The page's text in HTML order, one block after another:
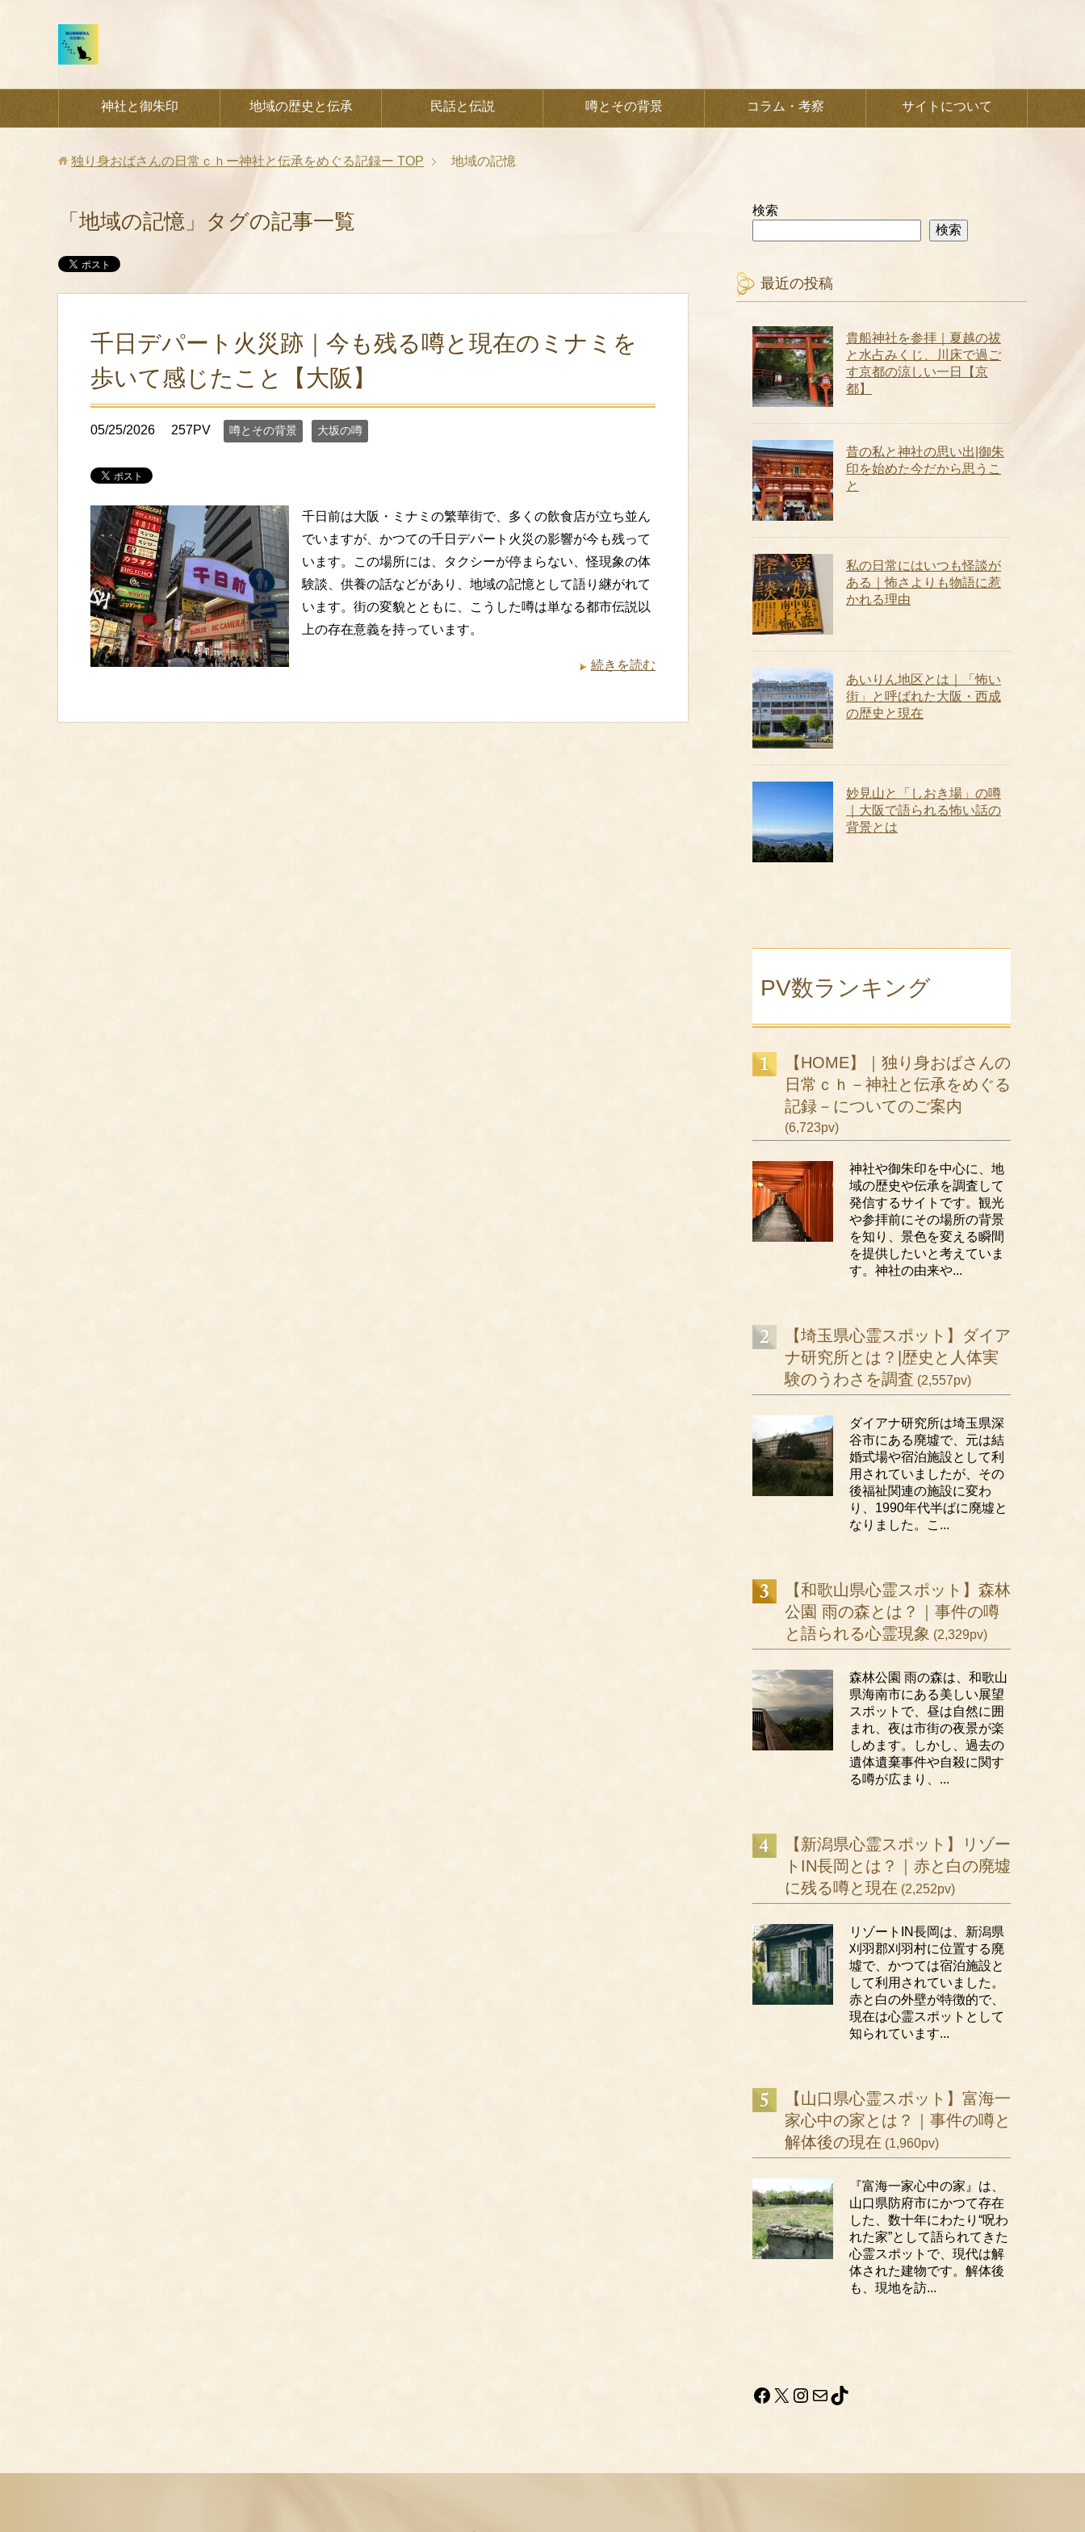
神社と御朱印 地域の歴史と伝承 民話と伝説 噂とその背景 コラム・考察 サイトについて
独り身おばさんの日常ｃｈー神社と伝承をめぐる記録ー TOP 地域の記憶
「地域の記憶」タグの記事一覧
千日デパート火災跡｜今も残る噂と現在のミナミを
歩いて感じたこと【大阪】
05/25/2026 257PV 噂とその背景 大坂の噂
千日前は大阪・ミナミの繁華街で、多くの飲食店が立ち並ん
でいますが、かつての千日デパート火災の影響が今も残って
います。この場所には、タクシーが停まらない、怪現象の体
験談、供養の話などがあり、地域の記憶として語り継がれて
います。街の変貌とともに、こうした噂は単なる都市伝説以
上の存在意義を持っています。
続きを読む
検索
検索
最近の投稿
貴船神社を参拝｜夏越の祓
と水占みくじ、川床で過ご
す京都の涼しい一日【京
都】
昔の私と神社の思い出|御朱
印を始めた今だから思うこ
と
私の日常にはいつも怪談が
ある｜怖さよりも物語に惹
かれる理由
あいりん地区とは｜「怖い
街」と呼ばれた大阪・西成
の歴史と現在
妙見山と「しおき場」の噂
｜大阪で語られる怖い話の
背景とは
PV数ランキング
【HOME】｜独り身おばさんの
日常ｃｈ－神社と伝承をめぐる
記録－についてのご案内
(6,723pv)
神社や御朱印を中心に、地
域の歴史や伝承を調査して
発信するサイトです。観光
や参拝前にその場所の背景
を知り、景色を変える瞬間
を提供したいと考えていま
す。神社の由来や...
【埼玉県心霊スポット】ダイア
ナ研究所とは？|歴史と人体実
験のうわさを調査 (2,557pv)
ダイアナ研究所は埼玉県深
谷市にある廃墟で、元は結
婚式場や宿泊施設として利
用されていましたが、その
後福祉関連の施設に変わ
り、1990年代半ばに廃墟と
なりました。こ...
【和歌山県心霊スポット】森林
公園 雨の森とは？｜事件の噂
と語られる心霊現象 (2,329pv)
森林公園 雨の森は、和歌山
県海南市にある美しい展望
スポットで、昼は自然に囲
まれ、夜は市街の夜景が楽
しめます。しかし、過去の
遺体遺棄事件や自殺に関す
る噂が広まり、...
【新潟県心霊スポット】リゾー
トIN長岡とは？｜赤と白の廃墟
に残る噂と現在 (2,252pv)
リゾートIN長岡は、新潟県
刈羽郡刈羽村に位置する廃
墟で、かつては宿泊施設と
して利用されていました。
赤と白の外壁が特徴的で、
現在は心霊スポットとして
知られています...
【山口県心霊スポット】富海一
家心中の家とは？｜事件の噂と
解体後の現在 (1,960pv)
『富海一家心中の家』は、
山口県防府市にかつて存在
した、数十年にわたり“呪わ
れた家”として語られてきた
心霊スポットで、現代は解
体された建物です。解体後
も、現地を訪...
Facebook
X Instagram
メールTikTok